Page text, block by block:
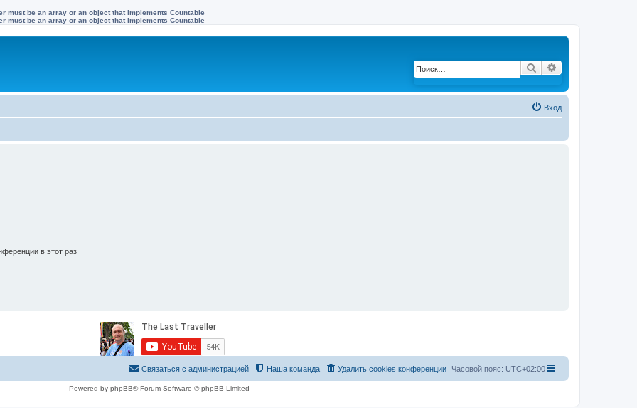
must be an array or an object that implements Countable
must be an array or an object that implements Countable
Поиск
Вход
в этот раз
Часовой пояс: UTC+02:00
Удалить cookies конференции
Наша команда
Связаться с администрацией
Powered by phpBB® Forum Software © phpBB Limited